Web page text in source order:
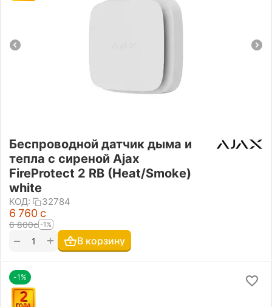
Беспроводной датчик дыма и
тепла с сиреной Ajax
FireProtect 2 RB (Heat/Smoke)
white
КОД: 32784
6 760 с
6 800с -1%
+
− В корзину
-1%